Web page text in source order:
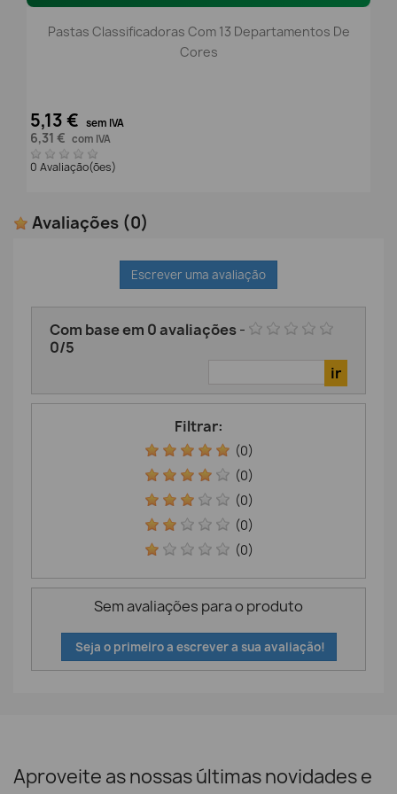
Pastas Classificadoras Com 13 Departamentos De
Cores
5,13 € sem IVA
6,31 € com IVA
0 Avaliação(ões)
Avaliações (0)
Escrever uma avaliação
Com base em 0avaliações-
0/5
Filtrar:
(0)
(0)
(0)
(0)
(0)
Sem avaliações para o produto
Seja o primeiro a escrever a sua avaliação!
Aproveite as nossas últimas novidades e